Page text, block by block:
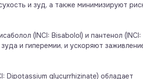
и зуд, а также минимизируют
(INCI: Bisabolol) и пантенол
и гиперемии, и ускоряют
Dipotassium glycyrrhizinate) обладает